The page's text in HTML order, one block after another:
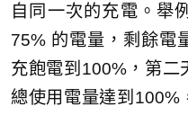
自同一次的充電。舉
75% 的電量，剩餘電
充飽電到100%，第二
總使用電量達到100%